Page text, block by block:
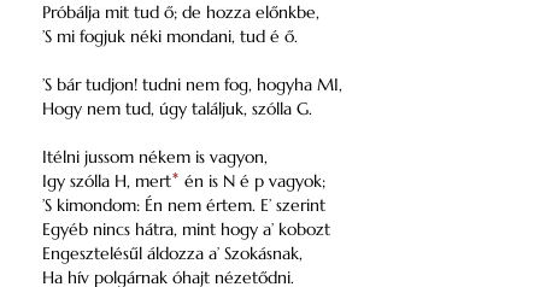
Próbálja mit tud ő; de hozza előnkbe,
’S mi fogjuk néki mondani, tud é ő.
’S bár tudjon! tudni nem fog, hogyha MI,
Hogy nem tud, úgy találjuk, szólla G.
Itélni jussom nékem is vagyon,
Igy szólla H, mert* én is N é p vagyok;
’S kimondom: Én nem értem. E’ szerint
Egyéb nincs hátra, mint hogy a’ kobozt
Engesztelésűl áldozza a’ Szokásnak,
Ha hív polgárnak óhajt nézetődni.